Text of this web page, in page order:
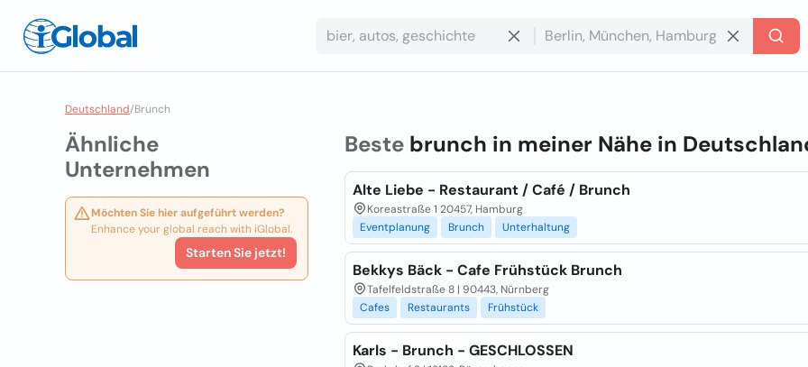
Deutschland/Brunch
Ähnliche
Unternehmen
Möchten Sie hier aufgeführt werden?
Enhance your global reach with iGlobal.
Starten Sie jetzt!
Beste brunch in meiner Nähe in
Alte Liebe - Restaurant / Café / Brunch
Koreastraße 1 20457, Hamburg
Eventplanung
Brunch Unterhaltung
Bekkys Bäck - Cafe Frühstück Brunch
Tafelfeldstraße 8 | 90443, Nürnberg
Cafes
Restaurants Frühstück
Karls - Brunch - GESCHLOSSEN